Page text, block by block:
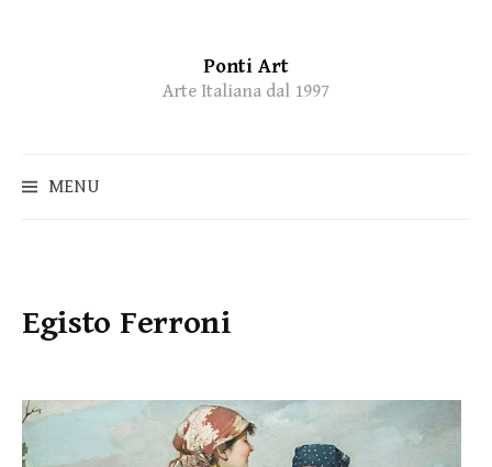
Ponti Art
Arte Italiana dal 1997
MENU
Egisto Ferroni